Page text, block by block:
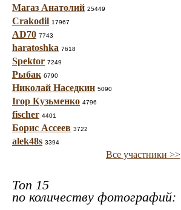
Магаз Анатолий 25449
Crakodil 17967
AD70 7743
haratoshka 7618
Spektor 7249
Рыбак 6790
Николай Наседкин 5090
Ігор Кузьменко 4796
fischer 4401
Борис Ассеев 3722
alek48s 3394
Все участники >>
Топ 15
по количеству фотографий: